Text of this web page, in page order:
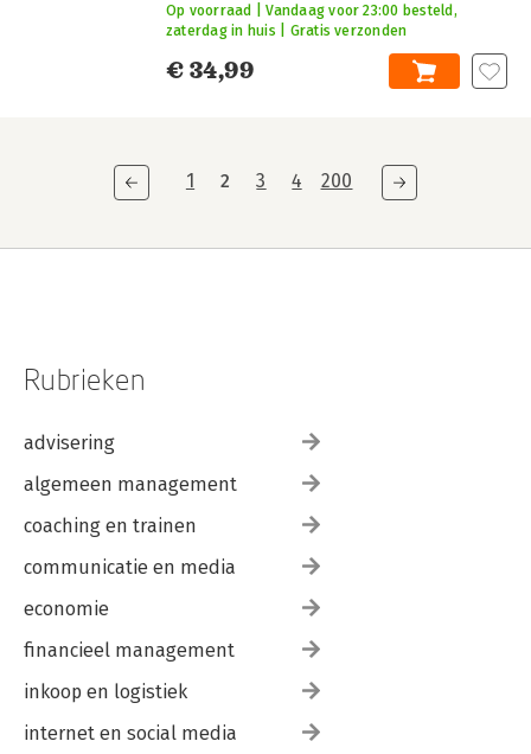
€ 34,99
Op voorraad | Vandaag voor 23:00 besteld,
zaterdag in huis | Gratis verzonden
1 2 3 4 200
Rubrieken
advisering
algemeen management
coaching en trainen
communicatie en media
economie
financieel management
inkoop en logistiek
internet en social media